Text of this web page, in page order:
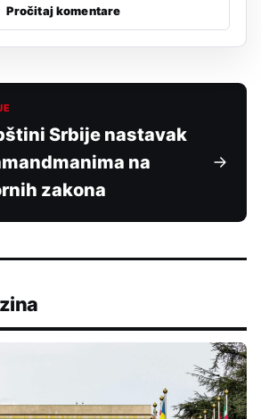
Pročitaj komentare
Srbije nastavak
na
zakona